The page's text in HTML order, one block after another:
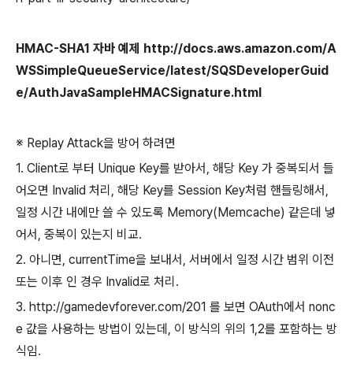
HMAC-SHA1 자바 예제 http://docs.aws.amazon.com/A
WSSimpleQueueService/latest/SQSDeveloperGuid
e/AuthJavaSampleHMACSignature.html
※ Replay Attack을 방어 하려면
1. Client로 부터 Unique Key를 받아서, 해당 Key 가 중복되서 들
어오면 Invalid 처리, 해당 Key를 Session Key처럼 핸들링해서,
일정 시간 내에만 쓸 수 있도록 Memory(Memcache) 같은데 넣
어서, 중복이 있는지 비교.
2. 아니면, currentTime을 보내서, 서버에서 일정 시간 범위 이전
또는 이후 인 경우 Invalid로 처리.
3. http://gamedevforever.com/201 를 보면 OAuth에서 nonc
e 값을 사용하는 방법이 있는데, 이 방식의 위의 1,2를 포함하는 방
식임.